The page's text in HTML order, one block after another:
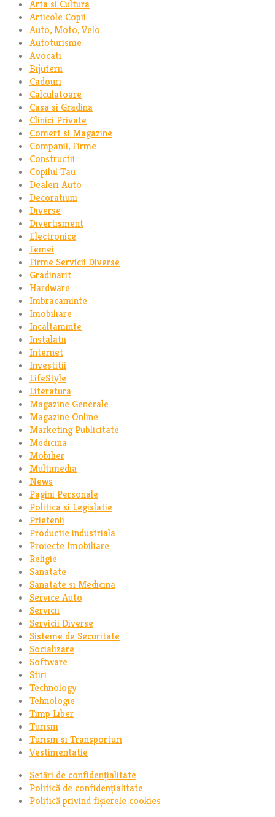
Arta si Cultura
Articole Copii
Auto, Moto, Velo
Autoturisme
Avocati
Bijuterii
Cadouri
Calculatoare
Casa si Gradina
Clinici Private
Comert si Magazine
Companii, Firme
Constructii
Copilul Tau
Dealeri Auto
Decoratiuni
Diverse
Divertisment
Electronice
Femei
Firme Servicii Diverse
Gradinarit
Hardware
Imbracaminte
Imobiliare
Incaltaminte
Instalatii
Internet
Investitii
LifeStyle
Literatura
Magazine Generale
Magazine Online
Marketing Publicitate
Medicina
Mobilier
Multimedia
News
Pagini Personale
Politica si Legislatie
Prietenii
Productie industriala
Proiecte Imobiliare
Religie
Sanatate
Sanatate si Medicina
Service Auto
Servicii
Servicii Diverse
Sisteme de Securitate
Socializare
Software
Stiri
Technology
Tehnologie
Timp Liber
Turism
Turism si Transporturi
Vestimentatie
Setări de confidențialitate
Politică de confidențialitate
Politică privind fișierele cookies